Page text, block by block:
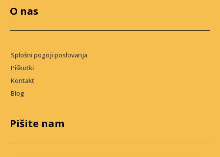
O nas
Splošni pogoji poslovanja
Piškotki
Kontakt
Blog
Pišite nam